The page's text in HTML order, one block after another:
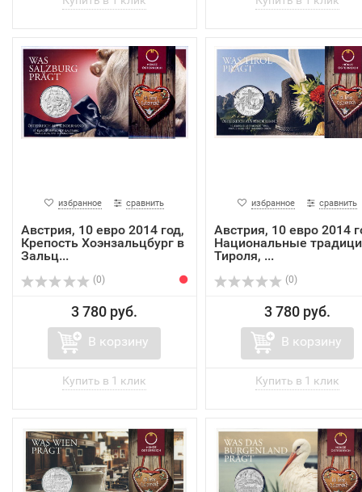
избранное сравнить
Австрия, 10 евро 2014 год,
Крепость Хоэнзальцбург в
Зальц...
(0)
3 780 руб.
В корзину
избранное сравнить
Австрия, 10 евро 2014
Национальные
Тироля, ...
(0)
3 780 руб.
В корзину